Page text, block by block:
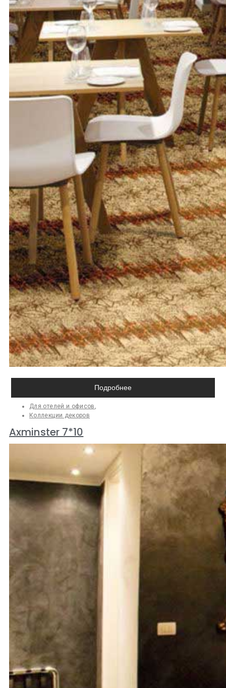
Подробнее
Для отелей и офисов ,
Коллекции декоров
Axminster 7*10